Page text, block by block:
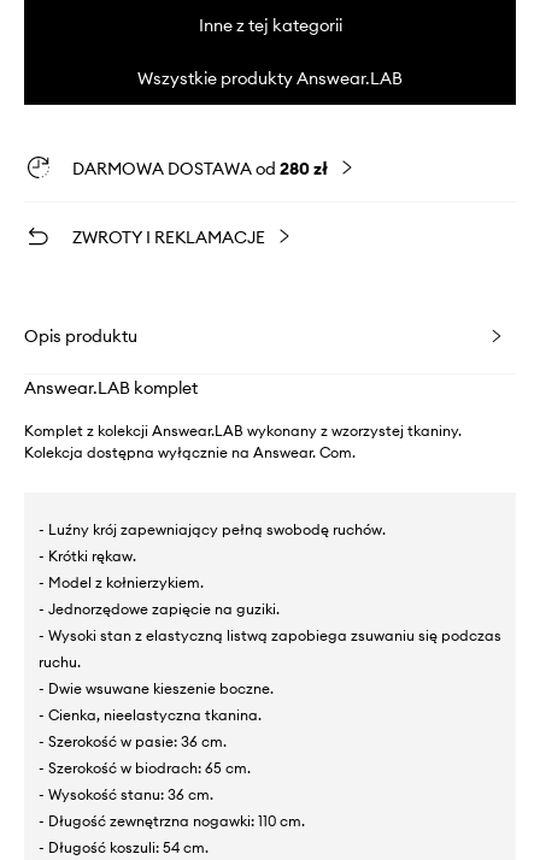
Inne z tej kategorii
Wszystkie produkty Answear.LAB
DARMOWA DOSTAWA od 280 zł
ZWROTY I REKLAMACJE
Opis produktu
Answear.LAB komplet
Komplet z kolekcji Answear.LAB wykonany z wzorzystej tkaniny.
Kolekcja dostępna wyłącznie na Answear. Com.
- Luźny krój zapewniający pełną swobodę ruchów.
- Krótki rękaw.
- Model z kołnierzykiem.
- Jednorzędowe zapięcie na guziki.
- Wysoki stan z elastyczną listwą zapobiega zsuwaniu się podczas
ruchu.
- Dwie wsuwane kieszenie boczne.
- Cienka, nieelastyczna tkanina.
- Szerokość w pasie: 36 cm.
- Szerokość w biodrach: 65 cm.
- Wysokość stanu: 36 cm.
- Długość zewnętrzna nogawki: 110 cm.
- Długość koszuli: 54 cm.